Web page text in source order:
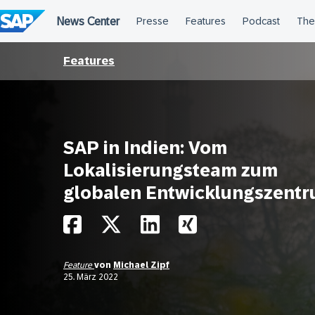
Features
SAP in Indien: Vom
Lokalisierungsteam zum
globalen
Featurevon Michael Zipf
25. März 2022